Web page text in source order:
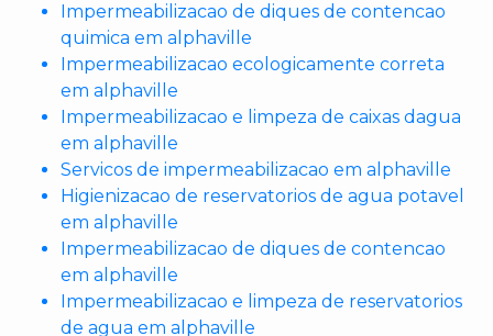
Impermeabilizacao de diques de contencao
quimica em alphaville
Impermeabilizacao ecologicamente correta
em alphaville
Impermeabilizacao e limpeza de caixas dagua
em alphaville
Servicos de impermeabilizacao em alphaville
Higienizacao de reservatorios de agua potavel
em alphaville
Impermeabilizacao de diques de contencao
em alphaville
Impermeabilizacao e limpeza de reservatorios
de agua em alphaville